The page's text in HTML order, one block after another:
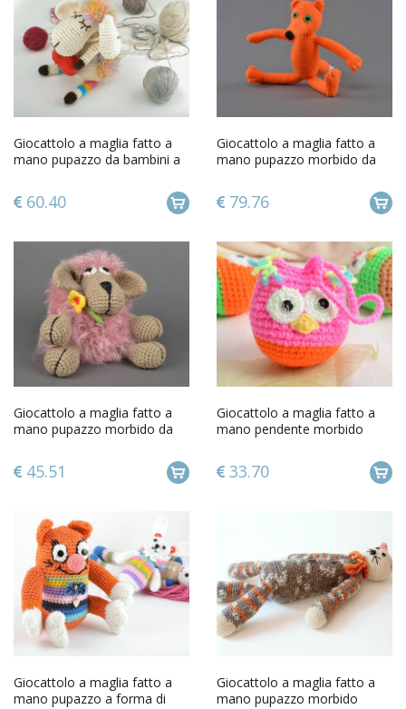
Giocattolo a maglia fatto a
mano pupazzo da bambini a
60.40
Giocattolo a maglia fatto a
mano pupazzo morbido da
79.76
Giocattolo a maglia fatto a
mano pupazzo morbido da
45.51
Giocattolo a maglia fatto a
mano pendente morbido
33.70
Giocattolo a maglia fatto a
mano pupazzo a forma di
Giocattolo a maglia fatto a
mano pupazzo morbido